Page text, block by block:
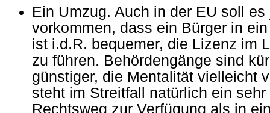
Ein Umzug. Auch in der EU soll
vorkommen, dass ein Bürger in
ist i.d.R. bequemer, die Lizenz im
zu führen. Behördengänge sind
günstiger, die Mentalität vielleicht
steht im Streitfall natürlich ein
Rechtsweg zur Verfügung als in